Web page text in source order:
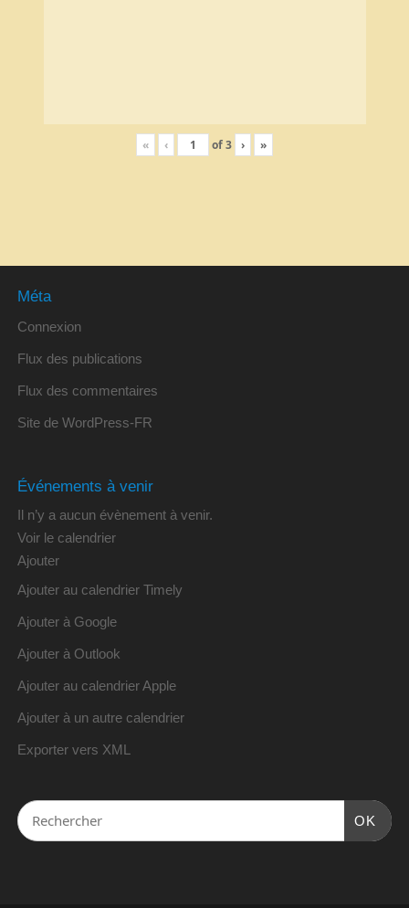
« ‹ of3 › »
Méta
Connexion
Flux des publications
Flux des commentaires
Site de WordPress-FR
Événements à venir
Il n’y a aucun évènement à venir.
Voir le calendrier
Ajouter
Ajouter au calendrier Timely
Ajouter à Google
Ajouter à Outlook
Ajouter au calendrier Apple
Ajouter à un autre calendrier
Exporter vers XML
OK